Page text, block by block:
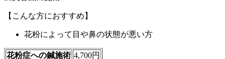
【こんな方におすすめ】
花粉によって目や鼻の状態が悪い方
花粉症への鍼施術 4,700円